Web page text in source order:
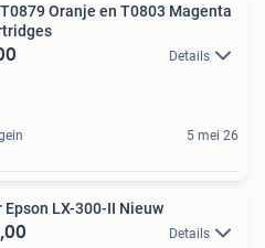
Oranje en T0803 Magenta
Details
5 mei 26
Epson LX-300-II Nieuw
Details